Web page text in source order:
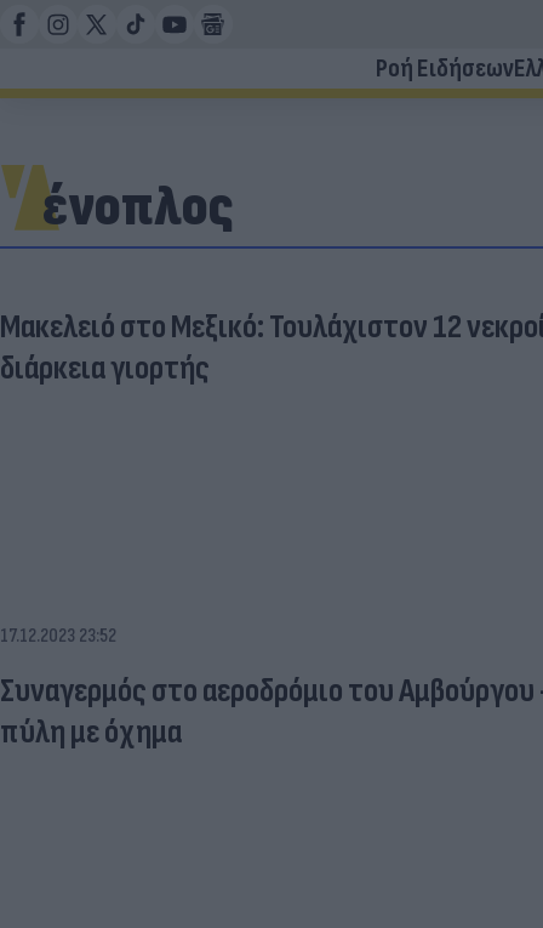
Ροή Ειδήσεων
ένοπλος
Μακελειό στο Μεξικό: Τουλάχιστον 12
διάρκεια γιορτής
17.12.2023 23:52
Συναγερμός στο αεροδρόμιο του
πύλη με όχημα